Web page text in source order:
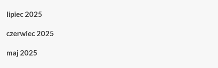
lipiec 2025
czerwiec 2025
maj 2025